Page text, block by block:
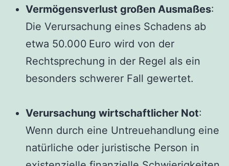
Vermögensverlust großen Ausmaßes:
Die Verursachung eines Schadens ab
etwa 50.000 Euro wird von der
Rechtsprechung in der Regel als ein
besonders schwerer Fall gewertet.
Verursachung wirtschaftlicher Not:
Wenn durch eine Untreuehandlung eine
natürliche oder juristische Person in